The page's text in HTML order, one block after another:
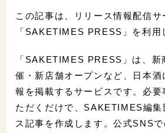
この記事は、リリース情報配信サ
「SAKETIMES PRESS」を利用
「SAKETIMES PRESS」は、新
催・新店舗オープンなど、日本酒
報を掲載するサービスです。必要
ただくだけで、SAKETIMES編集
ス記事を作成します。公式SNSで